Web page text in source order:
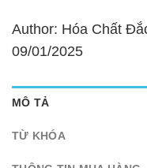
Author: Hóa Chất
09/01/2025
MÔ TẢ
TỪ KHÓA